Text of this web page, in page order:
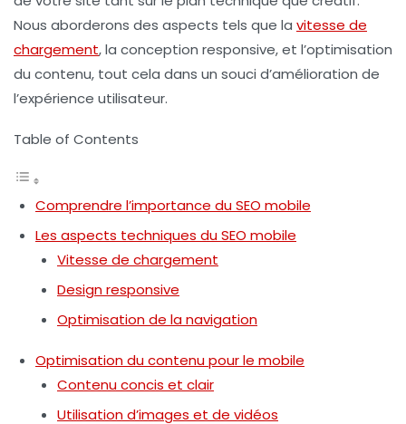
Nous aborderons des aspects tels que la vitesse de
chargement, la conception responsive, et l’optimisation
du contenu, tout cela dans un souci d’amélioration de
l’expérience utilisateur.
Table of Contents
Comprendre l’importance du SEO mobile
Les aspects techniques du SEO mobile
Vitesse de chargement
Design responsive
Optimisation de la navigation
Optimisation du contenu pour le mobile
Contenu concis et clair
Utilisation d’images et de vidéos